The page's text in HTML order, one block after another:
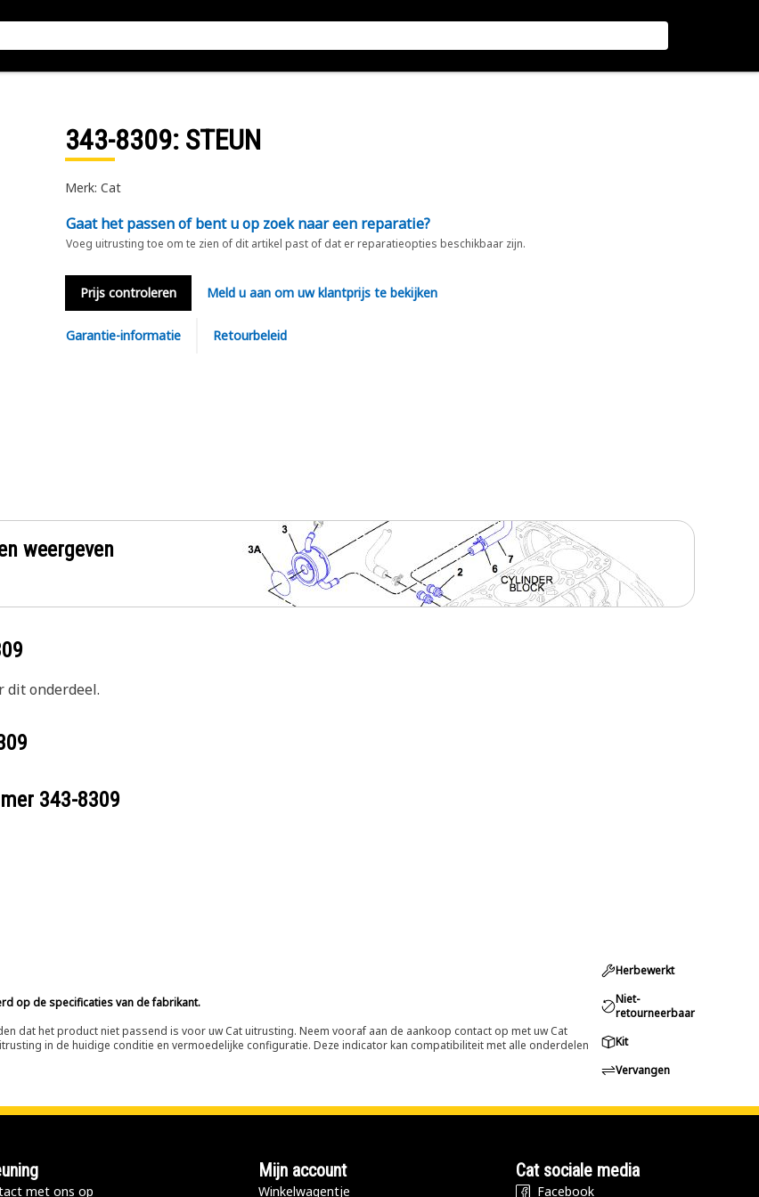
343-8309: STEUN
Merk: Cat
Gaat het passen of bent u op zoek naar een reparatie?
Voeg uitrusting toe om te zien of dit artikel past of dat er reparatieopties beschikbaar zijn.
Prijs controleren Meld u aan om uw klantprijs te bekijken
Garantie-informatie Retourbeleid
weergeven
dit onderdeel.
343-8309
op de specificaties van de fabrikant.
dat het product niet passend is voor uw Cat uitrusting. Neem vooraf aan de aankoop contact op met uw Cat
in de huidige conditie en vermoedelijke configuratie. Deze indicator kan compatibiliteit met alle onderdelen
Herbewerkt
Niet-
retourneerbaar
Kit
Vervangen
met ons op
Mijn account
Winkelwagentje
Cat sociale media
Facebook